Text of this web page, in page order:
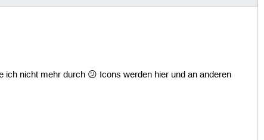
nicht mehr durch 😕 Icons werden hier und an anderen